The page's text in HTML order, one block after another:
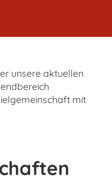
unsere aktuellen
mit